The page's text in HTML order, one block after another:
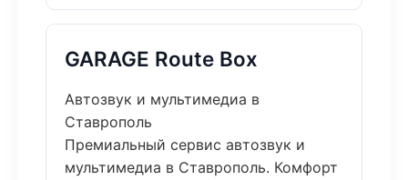
GARAGE Route Box
Автозвук и мультимедиа в
Ставрополь
Премиальный сервис автозвук и
мультимедиа в Ставрополь. Комфорт